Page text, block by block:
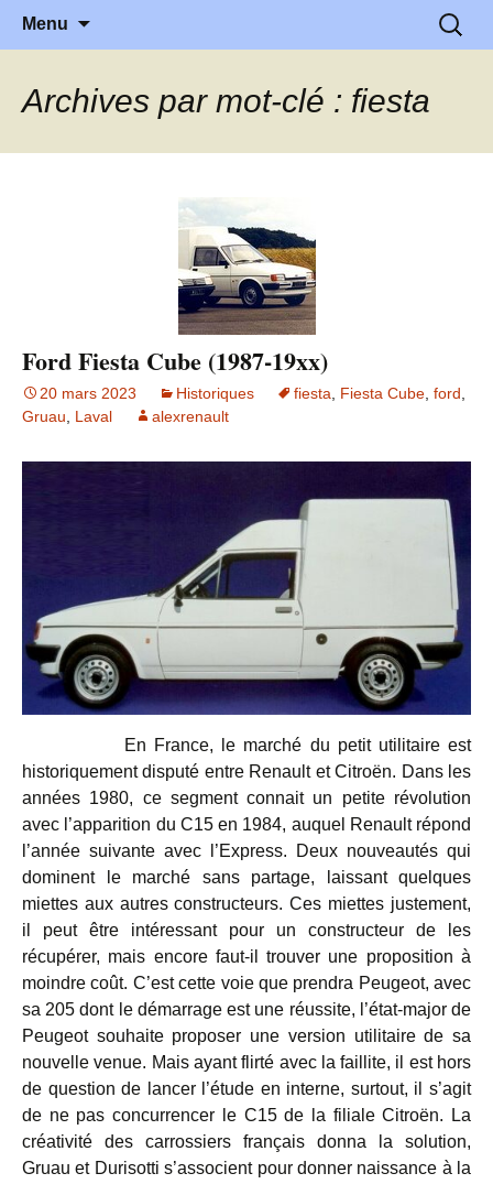
l'Automobile Ancienne
l'automobile ancienne : articles,
historiques …
Menu
Archives par mot-clé : fiesta
Ford Fiesta Cube (1987-19xx)
20 mars 2023 Historiques fiesta Fiesta Cube ford
Gruau
Laval alexrenault
En France, le marché du petit utilitaire est
historiquement disputé entre Renault et Citroën. Dans les
années 1980, ce segment connait un petite révolution
avec l’apparition du C15 en 1984, auquel Renault répond
l’année suivante avec l’Express. Deux nouveautés qui
dominent le marché sans partage, laissant quelques
miettes aux autres constructeurs. Ces miettes justement,
il peut être intéressant pour un constructeur de les
récupérer, mais encore faut-il trouver une proposition à
moindre coût. C’est cette voie que prendra Peugeot, avec
sa 205 dont le démarrage est une réussite, l’état-major de
Peugeot souhaite proposer une version utilitaire de sa
nouvelle venue. Mais ayant flirté avec la faillite, il est hors
de question de lancer l’étude en interne, surtout, il s’agit
de ne pas concurrencer le C15 de la filiale Citroën. La
créativité des carrossiers français donna la solution,
Gruau et Durisotti s’associent pour donner naissance à la